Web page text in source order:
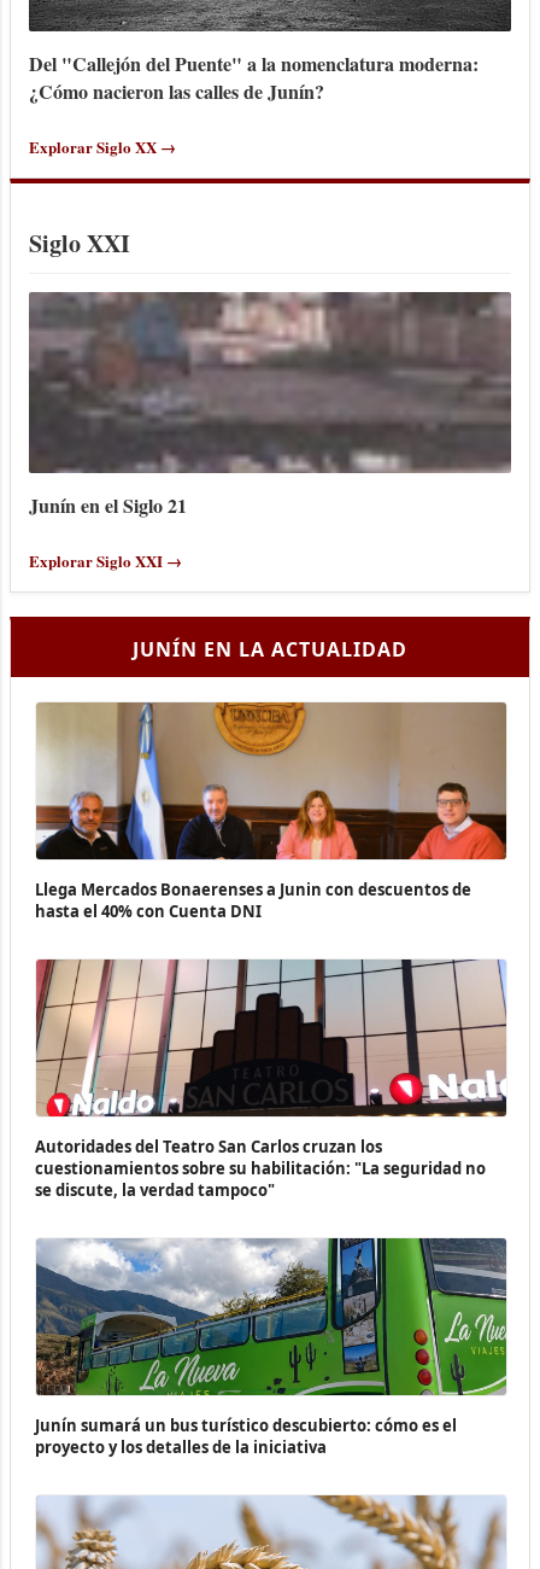
Del "Callejón del Puente" a la nomenclatura moderna:
¿Cómo nacieron las calles de Junín?
Explorar Siglo XX →
Siglo XXI
Junín en el Siglo 21
Explorar Siglo XXI →
JUNÍN EN LA ACTUALIDAD
Llega Mercados Bonaerenses a Junin con descuentos de
hasta el 40% con Cuenta DNI
Autoridades del Teatro San Carlos cruzan los
cuestionamientos sobre su habilitación: "La seguridad no
se discute, la verdad tampoco"
Junín sumará un bus turístico descubierto: cómo es el
proyecto y los detalles de la iniciativa